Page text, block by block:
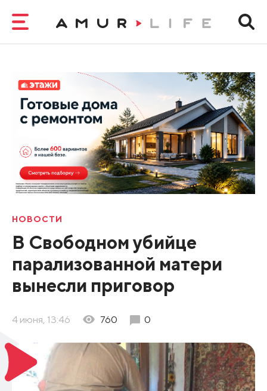
НОВОСТИ
В Свободном убийце
парализованной матери
вынесли приговор
4 июня, 13:46 760 0